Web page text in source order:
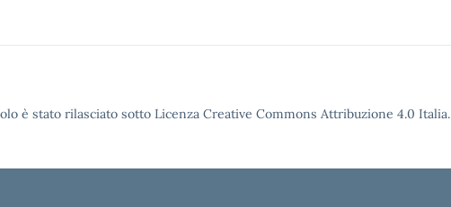
è stato rilasciato sotto Licenza Creative Commons Attribuzione 4.0 Italia.